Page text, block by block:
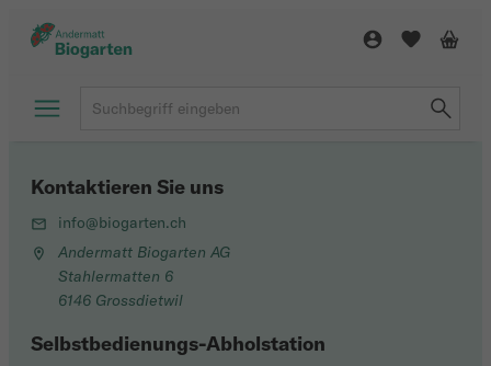
Kontaktieren Sie uns
info@biogarten.ch
Andermatt Biogarten AG
Stahlermatten 6
6146 Grossdietwil
Selbstbedienungs-Abholstation